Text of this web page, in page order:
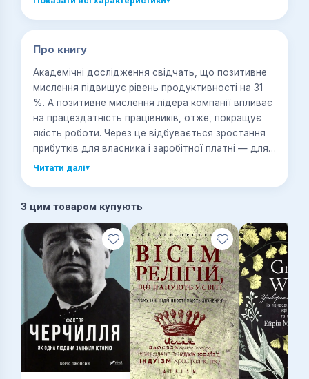
Про книгу
Академічні дослідження свідчать, що позитивне
мислення підвищує рівень продуктивності на 31
%. А позитивне мислення лідера компанії впливає
на працездатність працівників, отже, покращує
якість роботи. Через це відбувається зростання
прибутків для власника і заробітної платні — для
працівника. Звучить фантастично? Але це працює.
ментора з багаторічним досвідом, ви зможете
впливати на людей різного віку, світоглядів та
професій, ефективно керувати та створити
команду мрії із щасливих, наснажених працівників.
Станьте лідером, за яким хочеться йти уперед!
Читати далі▾
З цим товаром купують